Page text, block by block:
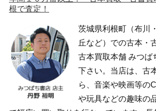
根で査定！
茨城県利根町（布川
丘など）での古本・
古本買取本舗 みつば
下さい。当店は、古
ら、音楽や映画等の
や玩具などの趣味の